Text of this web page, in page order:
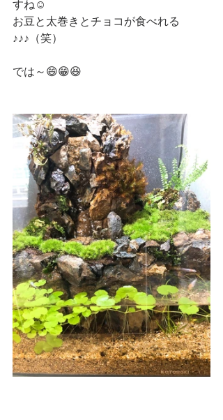
すね☺️
お豆と太巻きとチョコが食べれる
♪♪♪（笑）
では～😄😁😆